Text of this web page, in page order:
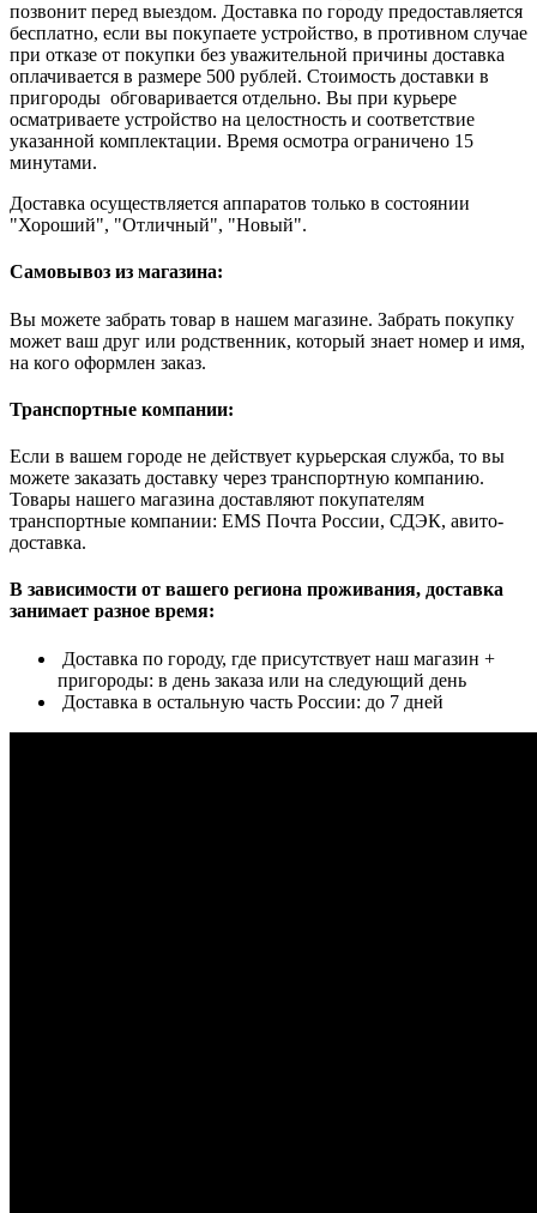
позвонит перед выездом. Доставка по городу предоставляется
бесплатно, если вы покупаете устройство, в противном случае
при отказе от покупки без уважительной причины доставка
оплачивается в размере 500 рублей. Стоимость доставки в
пригороды обговаривается отдельно. Вы при курьере
осматриваете устройство на целостность и соответствие
указанной комплектации. Время осмотра ограничено 15
минутами.
Доставка осуществляется аппаратов только в состоянии
"Хороший", "Отличный", "Новый".
Самовывоз из магазина:
Вы можете забрать товар в нашем магазине. Забрать покупку
может ваш друг или родственник, который знает номер и имя,
на кого оформлен заказ.
Транспортные компании:
Если в вашем городе не действует курьерская служба, то вы
можете заказать доставку через транспортную компанию.
Товары нашего магазина доставляют покупателям
транспортные компании: EMS Почта России, СДЭК, авито-
доставка.
В зависимости от вашего региона проживания, доставка
занимает разное время:
Доставка по городу, где присутствует наш магазин +
пригороды: в день заказа или на следующий день
Доставка в остальную часть России: до 7 дней